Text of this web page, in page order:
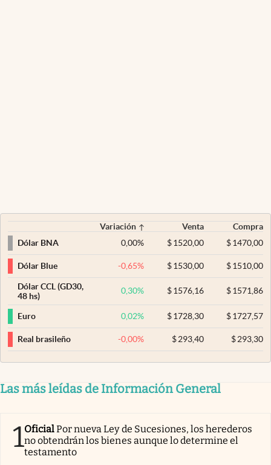
Variación Venta
Compra
Dólar BNA
0,00% $ 1520,00 $1470,00
Dólar Blue -0,65% $ 1530,00 $1510,00
Dólar CCL (GD30,
48 hs)
0,30% $ 1576,16 $1571,86
Euro 0,02% $ 1728,30 $1727,57
Real brasileño -0,00% $ 293,40 $293,30
Las más leídas de Información General
1OficialPor nueva Ley de Sucesiones, los herederos
no obtendrán los bienes aunque lo determine el
testamento